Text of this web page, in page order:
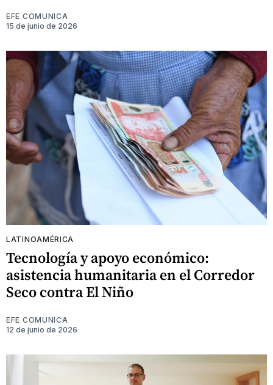
EFE COMUNICA
15 de junio de 2026
LATINOAMÉRICA
Tecnología y apoyo económico:
asistencia humanitaria en el Corredor
Seco contra El Niño
EFE COMUNICA
12 de junio de 2026